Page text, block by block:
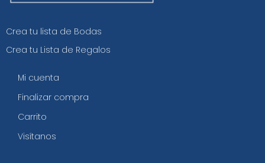
Crea tu lista de Bodas
Crea tu Lista de Regalos
Mi cuenta
Finalizar compra
Carrito
Visítanos